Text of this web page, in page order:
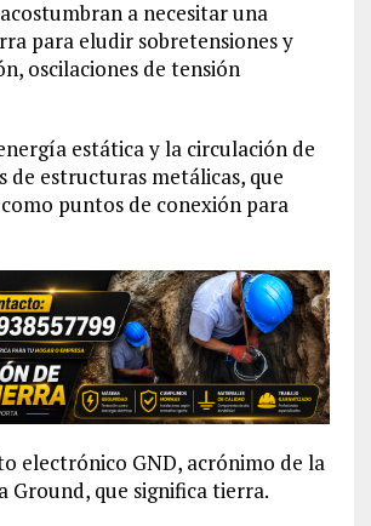
a necesitar una
para eludir sobretensiones y
oscilaciones de tensión
estática y la circulación de
de estructuras metálicas, que
puntos de conexión para
electrónico GND, acrónimo de la
Ground, que significa tierra.